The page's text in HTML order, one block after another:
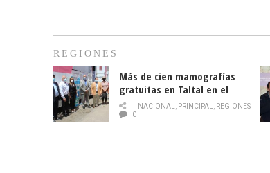
REGIONES
Más de cien mamografías
gratuitas en Taltal en el
mes de la prevención del
cáncer de mama
NACIONAL, PRINCIPAL, REGIONES
0